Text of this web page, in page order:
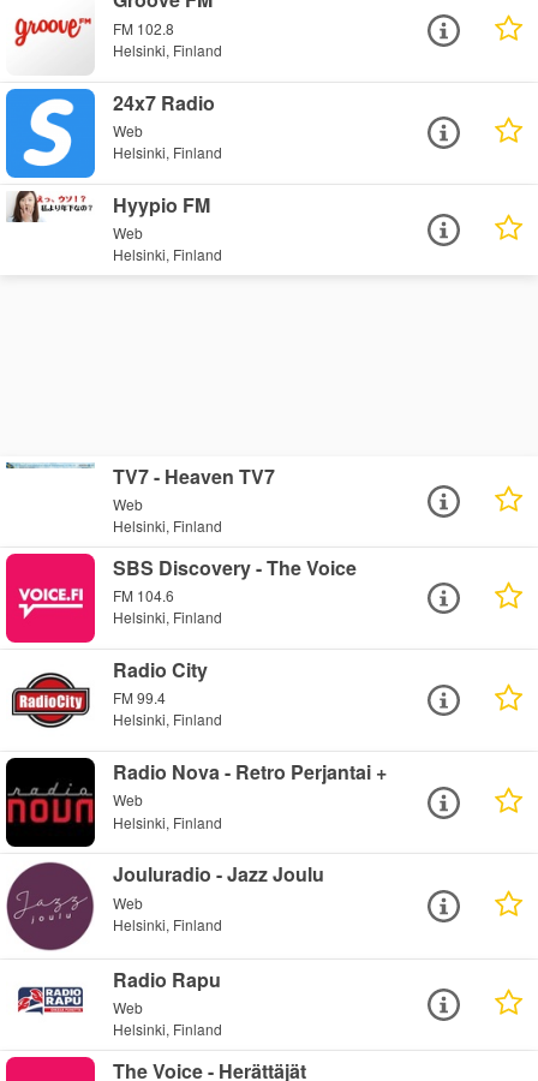
FM 102.8
Helsinki, Finland
24x7 Radio
Web
Helsinki, Finland
Hyypio FM
Web
Helsinki, Finland
TV7 - Heaven TV7
Web
Helsinki, Finland
SBS Discovery - The Voice
FM 104.6
Helsinki, Finland
Radio City
FM 99.4
Helsinki, Finland
Radio Nova - Retro Perjantai +
Web
Helsinki, Finland
Jouluradio - Jazz Joulu
Web
Helsinki, Finland
Radio Rapu
Web
Helsinki, Finland
The Voice - Herättäjät